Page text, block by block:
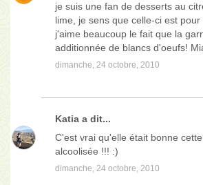
je suis une fan de desserts au
lime, je sens que celle-ci est pour
j'aime beaucoup le fait que la
additionnée de blancs d'oeufs!
dimanche, 24 octobre, 2010
Katia a dit...
C'est vrai qu'elle était bonne
alcoolisée !!! :)
dimanche, 24 octobre, 2010